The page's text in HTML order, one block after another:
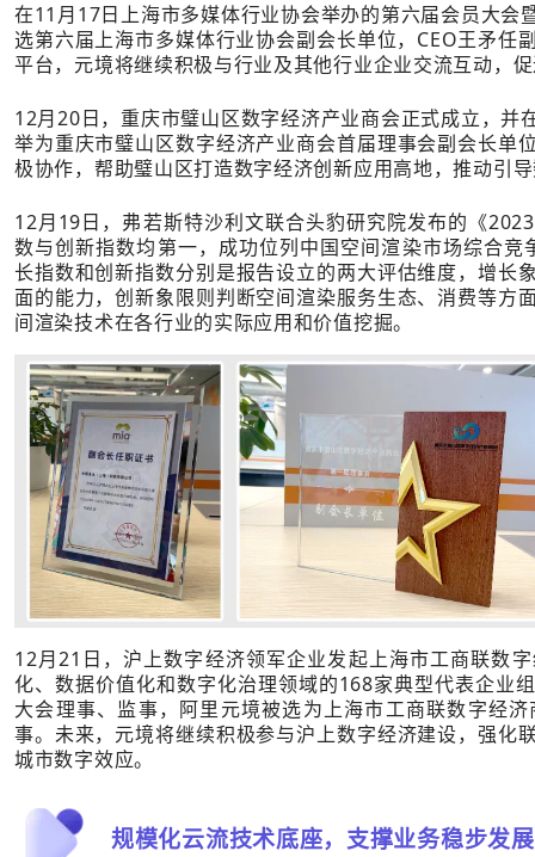
在11月17日上海市多媒体行业协会举办的第六届会员大会
选第六届上海市多媒体行业协会副会长单位，CEO王矛任
平台，元境将继续积极与行业及其他行业企业交流互动，
12月20日，重庆市璧山区数字经济产业商会正式成立，
举为重庆市璧山区数字经济产业商会首届理事会副会长单
极协作，帮助璧山区打造数字经济创新应用高地，推动引
12月19日，弗若斯特沙利文联合头豹研究院发布的《
数与创新指数均第一，成功位列中国空间渲染市场综合
长指数和创新指数分别是报告设立的两大评估维度，增长
面的能力，创新象限则判断空间渲染服务生态、消费等方
间渲染技术在各行业的实际应用和价值挖掘。
12月21日，沪上数字经济领军企业发起上海市工商联数
化、数据价值化和数字化治理领域的168家典型代表企业
大会理事、监事，阿里元境被选为上海市工商联数字经
事。未来，元境将继续积极参与沪上数字经济建设，强化
城市数字效应。
规模化云流技术底座，支撑业务稳步发展